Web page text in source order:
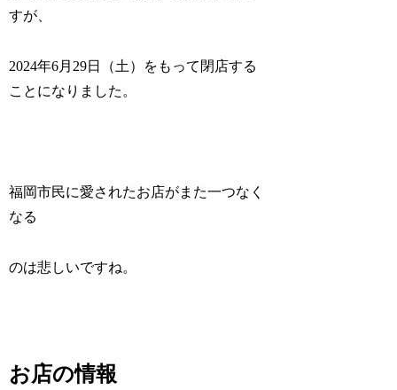
すが、
2024年6月29日（土）をもって閉店する
ことになりました。
福岡市民に愛されたお店がまた一つなく
なる
のは悲しいですね。
お店の情報